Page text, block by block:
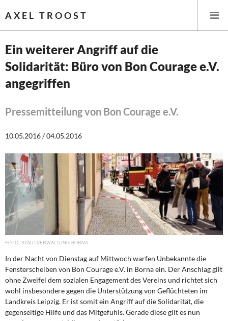
AXEL TROOST
Startseite
Themen
Leitlinien linker Wirtschafts- und Finanzpolitik
Wirtschaftspolitik
Steuer- und Finanzpolitik
Öffentliche Infrastruktur und Daseinsvorsorge
Eurokrise und Griechenland
DIE LINKE
Weitere Themen
Memo-Gruppe
Institut Solidarische Moderne
Ein weiterer Angriff auf die
Solidarität: Büro von Bon Courage e.V.
angegriffen
Pressemitteilung von Bon Courage e.V.
10.05.2016 / 04.05.2016
STADTVERWALTUNG BORNA
In der Nacht von Dienstag auf Mittwoch warfen Unbekannte die
Fensterscheiben von Bon Courage e.V. in Borna ein. Der Anschlag gilt
ohne Zweifel dem sozialen Engagement des Vereins und richtet sich
wohl insbesondere gegen die Unterstützung von Geflüchteten im
Landkreis Leipzig. Er ist somit ein Angriff auf die Solidarität, die
gegenseitige Hilfe und das Mitgefühls. Gerade diese gilt es nun